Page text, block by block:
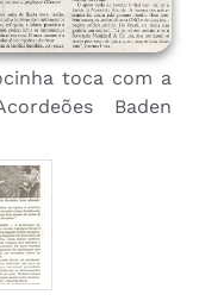
toca com a
Baden